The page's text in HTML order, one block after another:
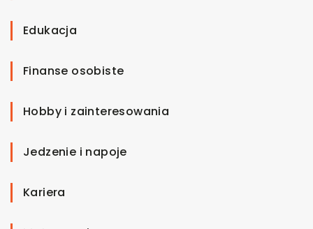
Edukacja
Finanse osobiste
Hobby i zainteresowania
Jedzenie i napoje
Kariera